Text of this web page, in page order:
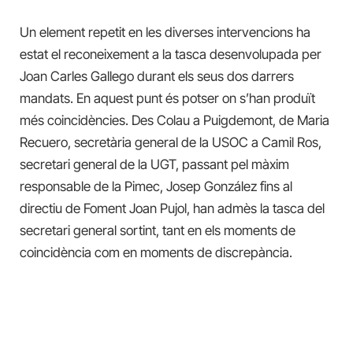
Un element repetit en les diverses intervencions ha
estat el reconeixement a la tasca desenvolupada per
Joan Carles Gallego durant els seus dos darrers
mandats. En aquest punt és potser on s’han produït
més coincidències. Des Colau a Puigdemont, de Maria
Recuero, secretària general de la USOC a Camil Ros,
secretari general de la UGT, passant pel màxim
responsable de la Pimec, Josep González fins al
directiu de Foment Joan Pujol, han admès la tasca del
secretari general sortint, tant en els moments de
coincidència com en moments de discrepància.